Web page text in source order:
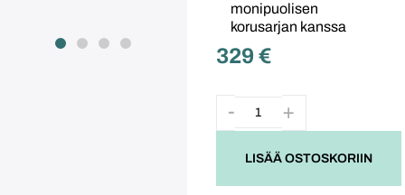
monipuolisen
korusarjan kanssa
329 €
LISÄÄ OSTOSKORIIN